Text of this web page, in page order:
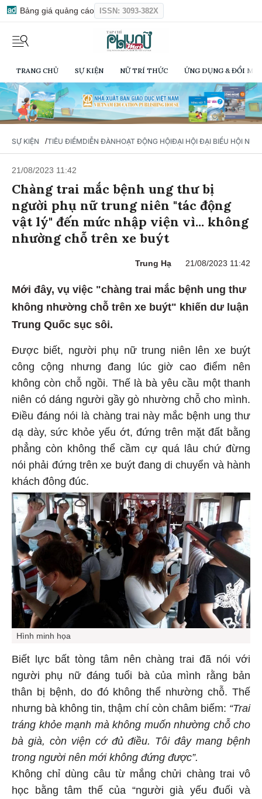
Bảng giá quảng cáo ISSN: 3093-382X
TRANG CHỦ SỰ KIỆN NỮ TRÍ THỨC ỨNG DỤNG & ĐỔI
SỰ KIỆN / TIÊU ĐIỂMDIỄN ĐÀNHOẠT ĐỘNG HỘIĐẠI HỘI ĐẠI BIỂU HỘI NỮ
21/08/2023 11:42
Chàng trai mắc bệnh ung thư bị
người phụ nữ trung niên "tác động
vật lý" đến mức nhập viện vì... không
nhường chỗ trên xe buýt
Trung Hạ 21/08/2023 11:42
Mới đây, vụ việc "chàng trai mắc bệnh ung thư
không nhường chỗ trên xe buýt" khiến dư luận
Trung Quốc sục sôi.
Được biết, người phụ nữ trung niên lên xe buýt
công cộng nhưng đang lúc giờ cao điểm nên
không còn chỗ ngồi. Thế là bà yêu cầu một thanh
niên có dáng người gầy gò nhường chỗ cho mình.
Điều đáng nói là chàng trai này mắc bệnh ung thư
dạ dày, sức khỏe yếu ớt, đứng trên mặt đất bằng
phẳng còn không thể cầm cự quá lâu chứ đừng
nói phải đứng trên xe buýt đang di chuyển và hành
khách đông đúc.
Hình minh họa
Biết lực bất tòng tâm nên chàng trai đã nói với
người phụ nữ đáng tuổi bà của mình rằng bản
thân bị bệnh, do đó không thể nhường chỗ. Thế
nhưng bà không tin, thậm chí còn châm biếm: “Trai
tráng khỏe mạnh mà không muốn nhường chỗ cho
bà già, còn viện cớ đủ điều. Tôi đây mang bệnh
trong người nên mới không đứng được”.
Không chỉ dùng câu từ mắng chửi chàng trai vô
học bằng tâm thế của “người già yếu đuối và